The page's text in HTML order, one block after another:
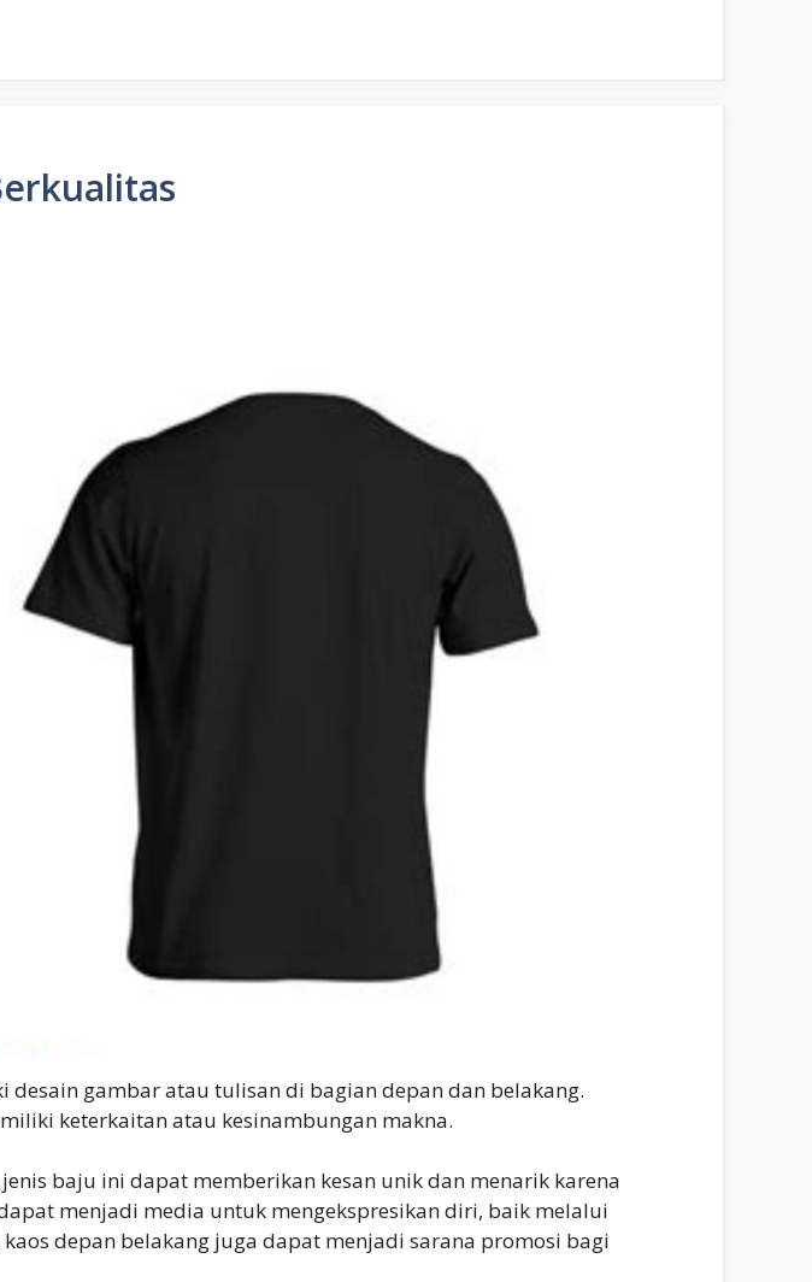
gambar atau tulisan di bagian depan dan belakang.
keterkaitan atau kesinambungan makna.
baju ini dapat memberikan kesan unik dan menarik karena
menjadi media untuk mengekspresikan diri, baik melalui
depan belakang juga dapat menjadi sarana promosi bagi